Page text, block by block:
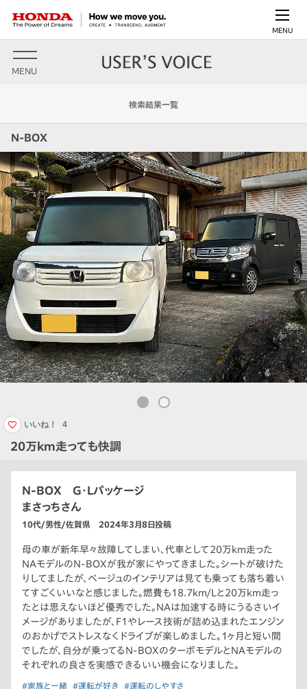
MENU
MENU
検索結果一覧
N-BOX
20万km走っても快調
いいね！ 4
N-BOX G・Lパッケージ
まさっちさん
10代/男性/佐賀県 2024年3月8日投稿
母の車が新年早々故障してしまい、代車として20万km走った
NAモデルのN-BOXが我が家にやってきました。シートが破けた
りしてましたが、ベージュのインテリアは見ても乗っても落ち着い
てすごくいいなと感じました。燃費も18.7km/Lと20万km走っ
たとは思えないほど優秀でした。NAは加速する時にうるさいイ
メージがありましたが、F1やレース技術が詰め込まれたエンジン
のおかげでストレスなくドライブが楽しめました。1ヶ月と短い間
でしたが、自分が乗ってるN-BOXのターボモデルとNAモデルの
それぞれの良さを実感できるいい機会になりました。
#家族と一緒 #運転が好き #運転のしやすさ